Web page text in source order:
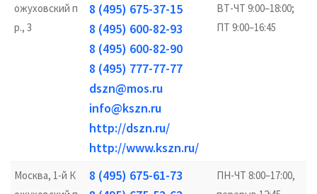
ожуховский п
р., 3
8 (495) 675-37-15
8 (495) 600-82-93
8 (495) 600-82-90
8 (495) 777-77-77
dszn@mos.ru
info@kszn.ru
http://dszn.ru/
http://www.kszn.ru/
ВТ-ЧТ 9:00–18:00;
ПТ 9:00–16:45
Москва, 1-й К
8 (495) 675-61-73
ПН-ЧТ 8:00–17:00,